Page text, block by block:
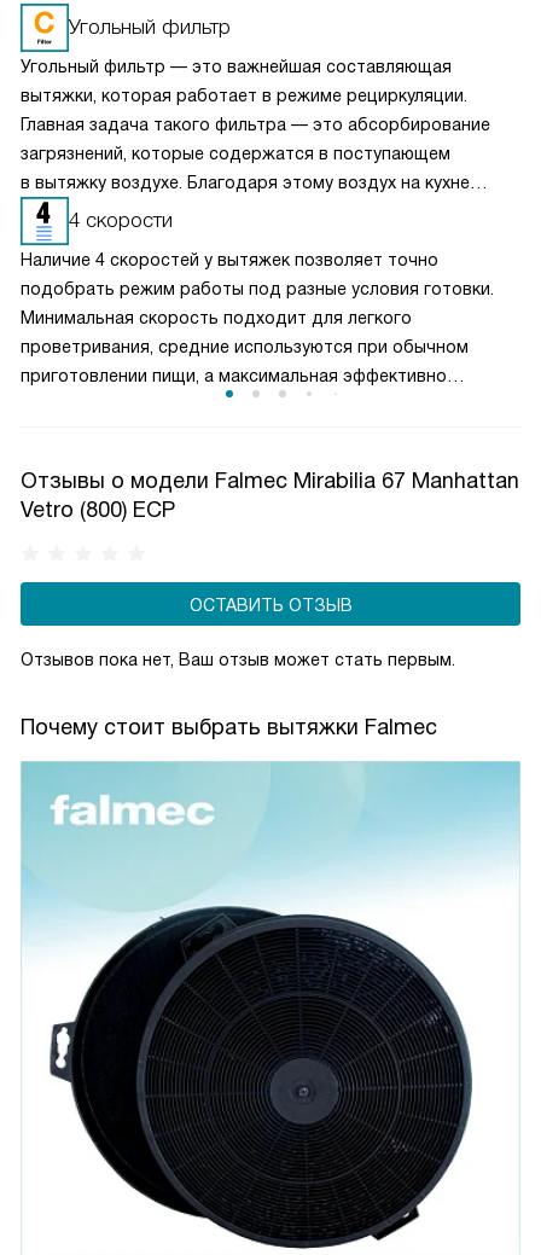
Угольный фильтр
Угольный фильтр — это важнейшая составляющая
вытяжки, которая работает в режиме рециркуляции.
Главная задача такого фильтра — это абсорбирование
загрязнений, которые содержатся в поступающем
в вытяжку воздухе. Благодаря этому воздух на кухне
очищается более качественно. Угольные фильтры
необходимо часто заменять — примерно раз в три-
четыре месяца.
4 скорости
Наличие 4 скоростей у вытяжек позволяет точно
подобрать режим работы под разные условия готовки.
Минимальная скорость подходит для легкого
проветривания, средние используются при обычном
приготовлении пищи, а максимальная эффективно
может гибко управлять мощностью вытяжки, снижая
энергопотребление и продлевая срок службы двигателя,
Отзывы о модели Falmec Mirabilia 67 Manhattan
Vetro (800) ECP
ОСТАВИТЬ ОТЗЫВ
Отзывов пока нет, Ваш отзыв может стать первым.
Почему стоит выбрать вытяжки Falmec